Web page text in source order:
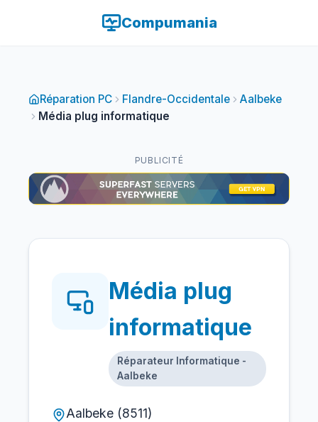
Compumania
Réparation PC Flandre-Occidentale
Aalbeke
Média plug informatique
PUBLICITÉ
Média plug
informatique
Réparateur Informatique -
Aalbeke
Aalbeke (8511)